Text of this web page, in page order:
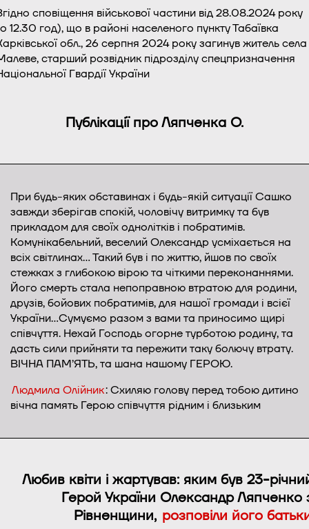
сповіщення військової частини від 28.08.2024 року
12.30 год), що в районі населеного пункту Табаївка
обл., 26 серпня 2024 року загинув житель села
старший розвідник підрозділу спецпризначення
Гвардії України
Публікації про Ляпченка О.
При будь-яких обставинах і будь-якій ситуації Сашко
завжди зберігав спокій, чоловічу витримку та був
прикладом для своїх однолітків і побратимів.
Комунікабельний, веселий Олександр усміхається на
всіх світлинах… Такий був і по життю, йшов по своїх
стежках з глибокою вірою та чіткими переконаннями.
Його смерть стала непоправною втратою для родини,
друзів, бойових побратимів, для нашої громади і всієї
України…Сумуємо разом з вами та приносимо щирі
співчуття. Нехай Господь огорне турботою родину, та
дасть сили прийняти та пережити таку болючу втрату.
ВІЧНА ПАМ’ЯТЬ, та шана нашому ГЕРОЮ.
Людмила Олійник: Схиляю голову перед тобою дитино
вічна память Герою співчуття рідним і близьким
Любив квіти і жартував: яким був 23-
Герой України Олександр Ляпченко
Рівненщини, розповіли його